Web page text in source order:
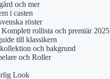
och mer
i casten
röster
rollista och premiär 2025
till klassikern
och bakgrund
och Roller
Look